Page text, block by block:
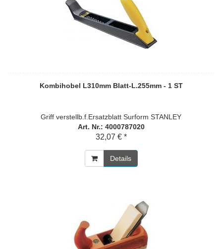
Kombihobel L310mm Blatt-L.255mm - 1 ST
Griff verstellb.f.Ersatzblatt Surform STANLEY
Art. Nr.: 4000787020
32,07 € *
Details